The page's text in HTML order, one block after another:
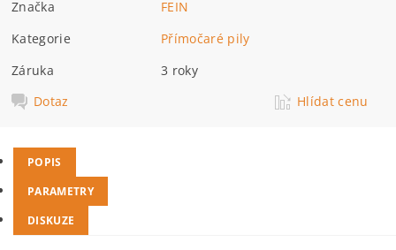
Značka
FEIN
Kategorie
Přímočaré pily
Záruka
3 roky
Dotaz
Hlídat cenu
POPIS
PARAMETRY
DISKUZE